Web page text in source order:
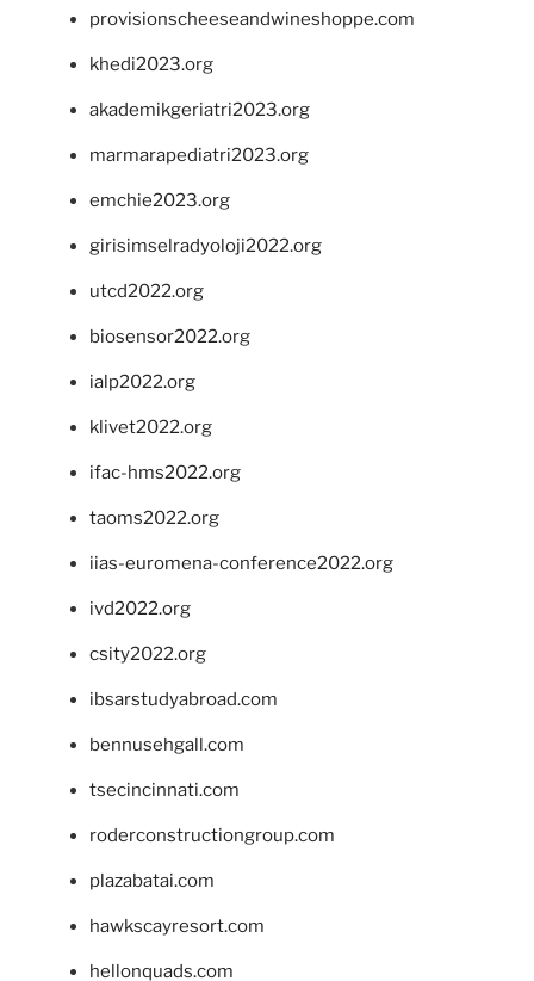
provisionscheeseandwineshoppe.com
khedi2023.org
akademikgeriatri2023.org
marmarapediatri2023.org
emchie2023.org
girisimselradyoloji2022.org
utcd2022.org
biosensor2022.org
ialp2022.org
klivet2022.org
ifac-hms2022.org
taoms2022.org
iias-euromena-conference2022.org
ivd2022.org
csity2022.org
ibsarstudyabroad.com
bennusehgall.com
tsecincinnati.com
roderconstructiongroup.com
plazabatai.com
hawkscayresort.com
hellonquads.com